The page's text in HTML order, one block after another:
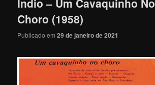
Índio – Um Cavaquinho No
Choro (1958)
Publicado em29 de janeiro de 2021